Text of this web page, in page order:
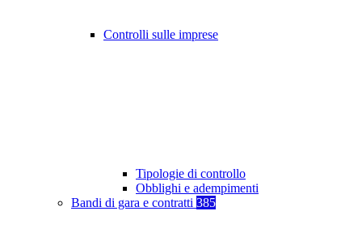
Controlli sulle imprese
Tipologie di controllo
Obblighi e adempimenti
Bandi di gara e contratti 385